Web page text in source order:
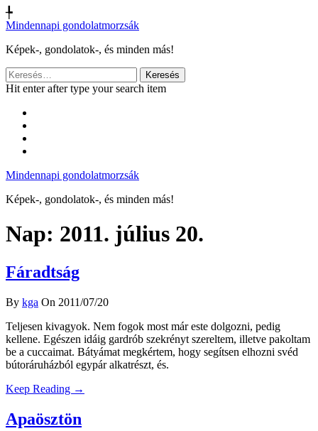
╄
Mindennapi gondolatmorzsák
Képek-, gondolatok-, és minden más!
Keresés:
Hit enter after type your search item
Mindennapi gondolatmorzsák
Képek-, gondolatok-, és minden más!
Nap: 2011. július 20.
Fáradtság
By kga On 2011/07/20
Teljesen kivagyok. Nem fogok most már este dolgozni, pedig
kellene. Egészen idáig gardrób szekrényt szereltem, illetve pakoltam
be a cuccaimat. Bátyámat megkértem, hogy segítsen elhozni svéd
bútoráruházból egypár alkatrészt, és.
Keep Reading →
Apaösztön